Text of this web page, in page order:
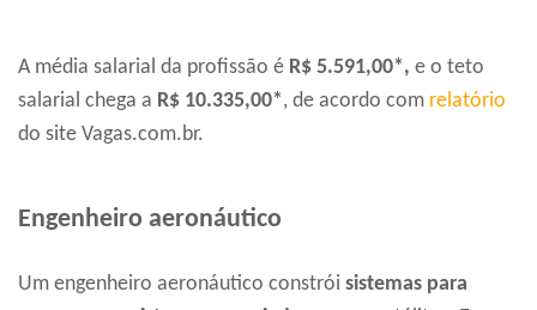
A média salarial da profissão é R$ 5.591,00*, e o teto
salarial chega a R$ 10.335,00*, de acordo com relatório
do site Vagas.com.br.
Engenheiro aeronáutico
Um engenheiro aeronáutico constrói sistemas para